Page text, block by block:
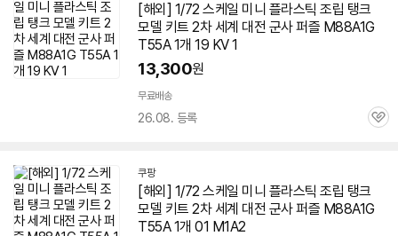
[해외] 1/72 스케일 미니 플라스틱 조립 탱크
모델 키트 2차 세계 대전 군사 퍼즐 M88A1G
T55A 1개 19 KV 1
13,300원
무료배송
26.08. 등록
관
쿠팡
[해외] 1/72 스케일 미니 플라스틱 조립 탱크
모델 키트 2차 세계 대전 군사 퍼즐 M88A1G
T55A 1개 01 M1A2